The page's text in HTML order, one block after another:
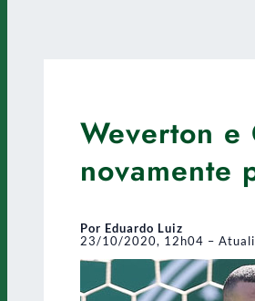
Weverton e
novamente
Por Eduardo Luiz
23/10/2020, 12h04 –